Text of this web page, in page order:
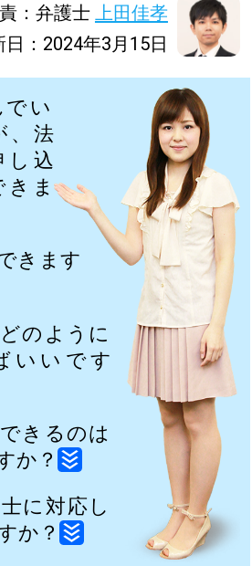
：弁護士 上田佳孝
日：2024年3月15日
い
、法
し込
ま
きます
のように
いいです
きるのは
か？
に対応し
か？